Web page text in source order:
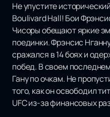
Не упустите
Boulivard Hall! Бои
Чисоры обещают яркие
поединки. Фрэнсис
сражался в 14 боях и
побед. В своем
Гану по очкам. Не
того, как он освободил
UFC из-за финансовых